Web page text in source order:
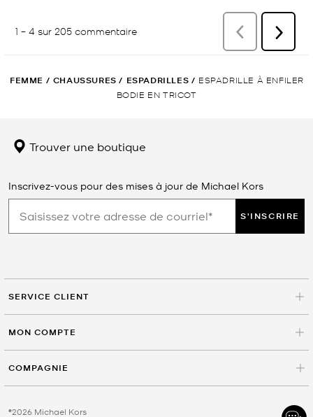
FEMME / CHAUSSURES / ESPADRILLES / ESPADRILLE À ENFILER
BODIE EN TRICOT
Trouver une boutique
Inscrivez-vous pour des mises à jour de Michael Kors
S'INSCRIRE
SERVICE CLIENT
MON COMPTE
COMPAGNIE
©2026 Michael Kors